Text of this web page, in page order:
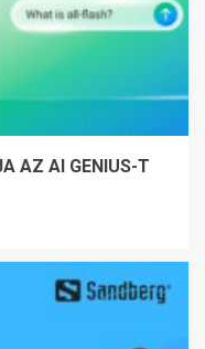
AZ AI GENIUS-T